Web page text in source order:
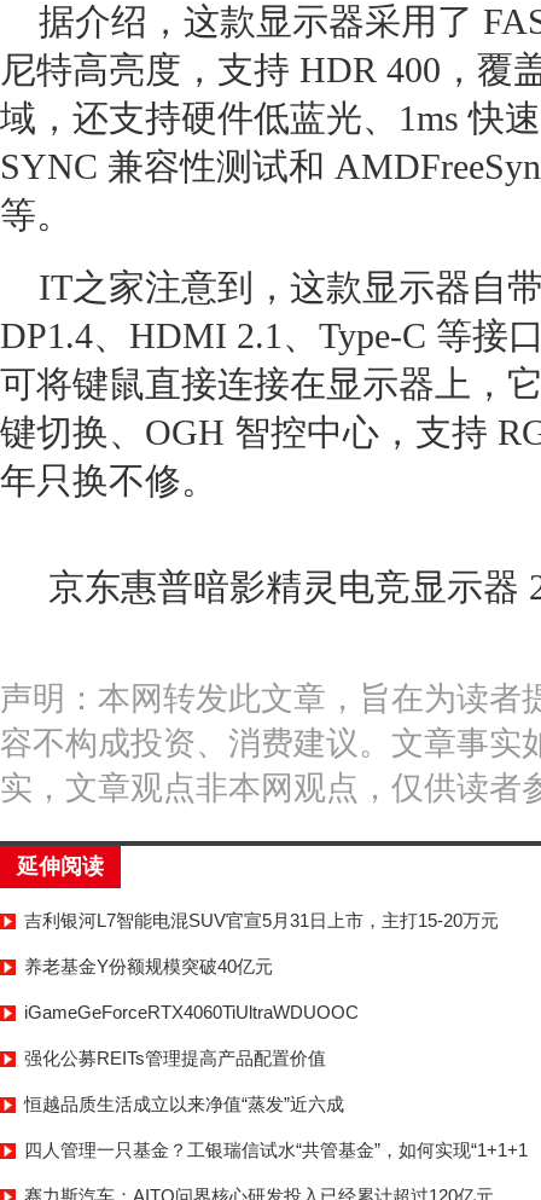
据介绍，这款显示器采用了
尼特高亮度，支持 HDR 400，覆
域，还支持硬件低蓝光、1ms 快
SYNC 兼容性测试和
等。
IT之家注意到，这款显示器自
DP1.4、HDMI 2.1、Type-C 等接
可将键鼠直接连接在显示器上，
键切换、OGH 智控中心，支持
年只换不修。
京东惠普暗影精灵电竞显示器
声明：本网转发此文章，旨在为读者
容不构成投资、消费建议。文章事实
实，文章观点非本网观点，仅供读者
延伸阅读
吉利银河L7智能电混SUV官宣5月31日上市，主打15-20万元
养老基金Y份额规模突破40亿元
iGameGeForceRTX4060TiUltraWDUOOC
强化公募REITs管理提高产品配置价值
恒越品质生活成立以来净值“蒸发”近六成
四人管理一只基金？工银瑞信试水“共管基金”，如何实现“1+1+1
赛力斯汽车：AITO问界核心研发投入已经累计超过120亿元